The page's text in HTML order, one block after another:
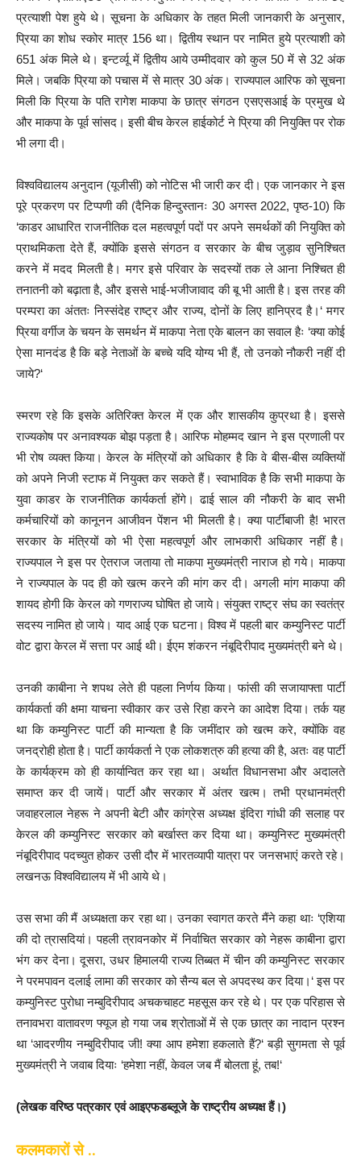
प्रत्याशी पेश हुये थे। सूचना के अधिकार के तहत मिली जानकारी के अनुसार,
प्रिया का शोध स्कोर मात्र 156 था। द्वितीय स्थान पर नामित हुये प्रत्याशी को
651 अंक मिले थे। इन्टर्व्यू में द्वितीय आये उम्मीदवार को कुल 50 में से 32 अंक
मिले। जबकि प्रिया को पचास में से मात्र 30 अंक। राज्यपाल आरिफ को सूचना
मिली कि प्रिया के पति रागेश माकपा के छात्र संगठन एसएसआई के प्रमुख थे
और माकपा के पूर्व सांसद। इसी बीच केरल हाईकोर्ट ने प्रिया की नियुक्ति पर रोक
भी लगा दी।
विश्वविद्यालय अनुदान (यूजीसी) को नोटिस भी जारी कर दी। एक जानकार ने इस
पूरे प्रकरण पर टिप्पणी की (दैनिक हिन्दुस्तानः 30 अगस्त 2022, पृष्ठ-10) कि
‘काडर आधारित राजनीतिक दल महत्वपूर्ण पदों पर अपने समर्थकों की नियुक्ति को
प्राथमिकता देते हैं, क्योंकि इससे संगठन व सरकार के बीच जुड़ाव सुनिश्चित
करने में मदद मिलती है। मगर इसे परिवार के सदस्यों तक ले आना निश्चित ही
तनातनी को बढ़ाता है, और इससे भाई-भजीजावाद की बू भी आती है। इस तरह की
परम्परा का अंततः निस्संदेह राष्ट्र और राज्य, दोनों के लिए हानिप्रद है।‘ मगर
प्रिया वर्गीज के चयन के समर्थन में माकपा नेता एके बालन का सवाल हैः ‘क्या कोई
ऐसा मानदंड है कि बड़े नेताओं के बच्चे यदि योग्य भी हैं, तो उनको नौकरी नहीं दी
जाये?‘
स्मरण रहे कि इसके अतिरिक्त केरल में एक और शासकीय कुप्रथा है। इससे
राज्यकोष पर अनावश्यक बोझ पड़ता है। आरिफ मोहम्मद खान ने इस प्रणाली पर
भी रोष व्यक्त किया। केरल के मंत्रियों को अधिकार है कि वे बीस-बीस व्यक्तियों
को अपने निजी स्टाफ में नियुक्त कर सकते हैं। स्वाभाविक है कि सभी माकपा के
युवा काडर के राजनीतिक कार्यकर्ता होंगे। ढाई साल की नौकरी के बाद सभी
कर्मचारियों को कानूनन आजीवन पेंशन भी मिलती है। क्या पार्टीबाजी है! भारत
सरकार के मंत्रियों को भी ऐसा महत्वपूर्ण और लाभकारी अधिकार नहीं है।
राज्यपाल ने इस पर ऐतराज जताया तो माकपा मुख्यमंत्री नाराज हो गये। माकपा
ने राज्यपाल के पद ही को खत्म करने की मांग कर दी। अगली मांग माकपा की
शायद होगी कि केरल को गणराज्य घोषित हो जाये। संयुक्त राष्ट्र संघ का स्वतंत्र
सदस्य नामित हो जाये। याद आई एक घटना। विश्व में पहली बार कम्युनिस्ट पार्टी
वोट द्वारा केरल में सत्ता पर आई थी। ईएम शंकरन नंबूदिरीपाद मुख्यमंत्री बने थे।
उनकी काबीना ने शपथ लेते ही पहला निर्णय किया। फांसी की सजायाफ्ता पार्टी
कार्यकर्ता की क्षमा याचना स्वीकार कर उसे रिहा करने का आदेश दिया। तर्क यह
था कि कम्युनिस्ट पार्टी की मान्यता है कि जमींदार को खत्म करे, क्योंकि वह
जनद्रोही होता है। पार्टी कार्यकर्ता ने एक लोकशत्रु की हत्या की है, अतः वह पार्टी
के कार्यक्रम को ही कार्यान्वित कर रहा था। अर्थात विधानसभा और अदालते
समाप्त कर दी जायें। पार्टी और सरकार में अंतर खत्म। तभी प्रधानमंत्री
जवाहरलाल नेहरू ने अपनी बेटी और कांग्रेस अध्यक्ष इंदिरा गांधी की सलाह पर
केरल की कम्युनिस्ट सरकार को बर्खास्त कर दिया था। कम्युनिस्ट मुख्यमंत्री
नंबूदिरीपाद पदच्युत होकर उसी दौर में भारतव्यापी यात्रा पर जनसभाएं करते रहे।
लखनऊ विश्वविद्यालय में भी आये थे।
उस सभा की मैं अध्यक्षता कर रहा था। उनका स्वागत करते मैंने कहा थाः ‘एशिया
की दो त्रासदियां। पहली त्रावनकोर में निर्वाचित सरकार को नेहरू काबीना द्वारा
भंग कर देना। दूसरा, उधर हिमालयी राज्य तिब्बत में चीन की कम्युनिस्ट सरकार
ने परमपावन दलाई लामा की सरकार को सैन्य बल से अपदस्थ कर दिया।‘ इस पर
कम्युनिस्ट पुरोधा नम्बुदिरीपाद अचकचाहट महसूस कर रहे थे। पर एक परिहास से
तनावभरा वातावरण फ्यूज हो गया जब श्रोताओं में से एक छात्र का नादान प्रश्न
था ‘आदरणीय नम्बुदिरीपाद जी! क्या आप हमेशा हकलाते हैं?‘ बड़ी सुगमता से पूर्व
मुख्यमंत्री ने जवाब दियाः ‘हमेशा नहीं, केवल जब मैं बोलता हूं, तब!‘
(लेखक वरिष्ठ पत्रकार एवं आइएफडब्लूजे के राष्ट्रीय अध्यक्ष हैं।)
कलमकारों से ..